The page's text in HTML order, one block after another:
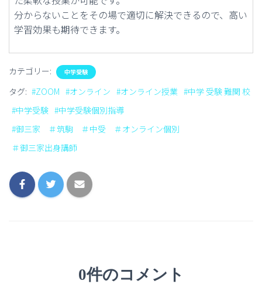
分からないことをその場で適切に解決できるので、高い
学習効果も期待できます。
カテゴリー: 中学受験
タグ: #ZOOM #オンライン #オンライン授業 #中学 受験 難関 校
#中学受験 #中学受験個別指導
#御三家 ＃筑駒 ＃中受 ＃オンライン個別
＃御三家出身講師
0件のコメント